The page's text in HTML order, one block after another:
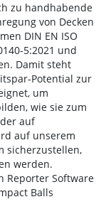
zu handhabende
von Decken
DIN EN ISO
5:2021 und
Damit steht
Potential zur
um
wie sie zum
auf
auf unserem
sicherzustellen,
werden.
Reporter Software
Balls